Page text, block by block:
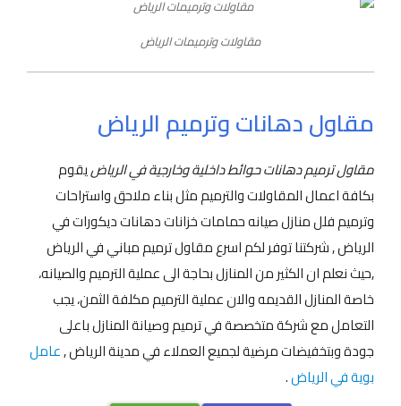
مقاولات وترميمات الرياض
مقاول دهانات وترميم الرياض
مقاول ترميم دهانات حوائط داخلية وخارجية في الرياضيقوم
بكافة اعمال المقاولات والترميم مثل بناء ملاحق واستراحات
وترميم فلل منازل صيانه حمامات خزانات دهانات ديكورات في
الرياض , شركتنا توفر لكم اسرع مقاول ترميم مباني في الرياض
,حيث نعلم ان الكثير من المنازل بحاجة الى عملية الترميم والصيانه،
خاصة المنازل القديمه والان عملية الترميم مكلفة الثمن، يجب
التعامل مع شركة متخصصة في ترميم وصيانة المنازل باعلى
جودة وبتخفيضات مرضية لجميع العملاء في مدينة الرياض ,عامل
بوية في الرياض.